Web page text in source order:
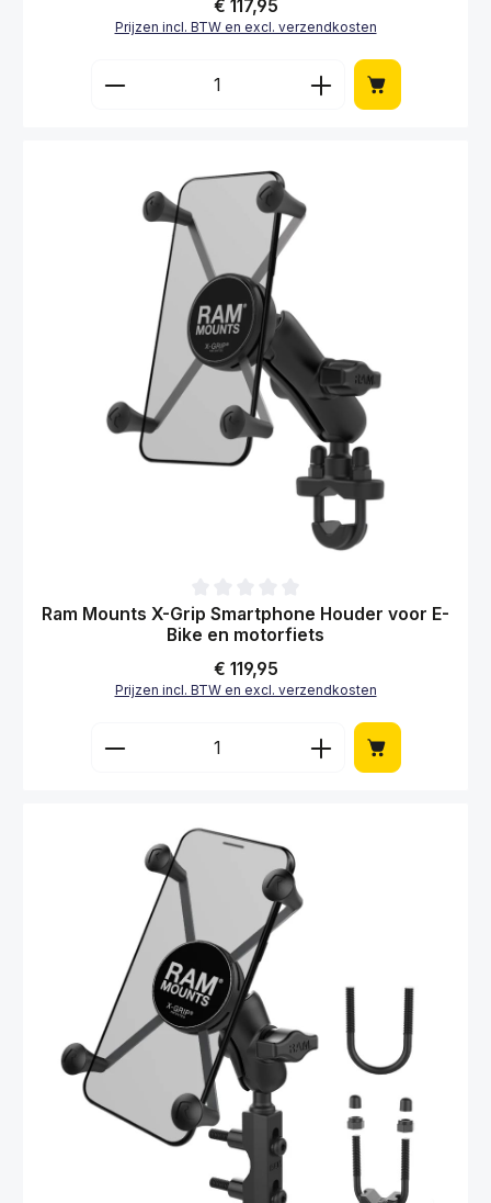
Normale prijs:
€ 117,95
Prijzen incl. BTW en excl. verzendkosten
Producthoeveelheid: Voer de gewenste
Gemiddelde waardering van 0 van 5 sterren
Ram Mounts X-Grip Smartphone Houder voor E-
Bike en motorfiets
Normale prijs:
€ 119,95
Prijzen incl. BTW en excl. verzendkosten
Producthoeveelheid: Voer de gewenste